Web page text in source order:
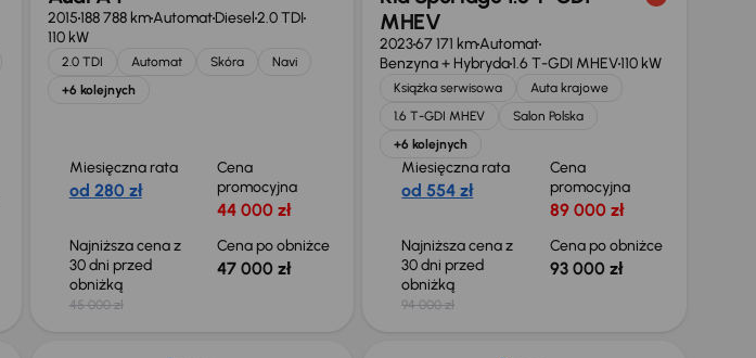
2015188 788 kmAutomatDiesel2.0 TDI
110 kW
2.0 TDI Automat Skóra
Navi
+6 kolejnych
Miesięczna rata
od 280 zł
Cena
promocyjna
44 000 zł
Najniższa cena z
30 dni przed
obniżką
45 000 zł
Cena po obniżce
47 000 zł
MHEV
202367 171 kmAutomat
Benzyna + Hybryda1.6 T-GDI MHEV110 kW
Książka serwisowa
Auta krajowe
1.6 T-GDI MHEV
Salon Polska
+6 kolejnych
Miesięczna rata
od 554 zł
Cena
promocyjna
89 000 zł
Najniższa cena z
30 dni przed
obniżką
94 000 zł
Cena po obniżce
93 000 zł
Taniej o 1 000 zł